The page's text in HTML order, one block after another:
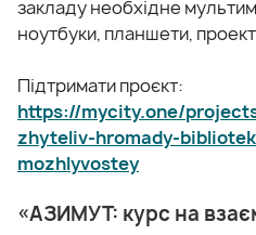
закладу необхідне
ноутбуки, планшети,
Підтримати проєкт:
https://mycity.one/
zhyteliv-hromady-
mozhlyvostey
«АЗИМУТ: курс на